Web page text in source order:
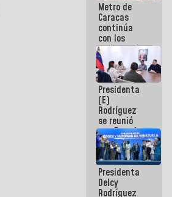
Metro de
Caracas
continúa
con los
trabajos de
mantenimiento
e inspección
en la Línea 2
Presidenta
(E)
Rodríguez
se reunió
con Estado
Mayor
Eléctrico
para
abordar
planes de
acción
Presidenta
Delcy
Rodríguez